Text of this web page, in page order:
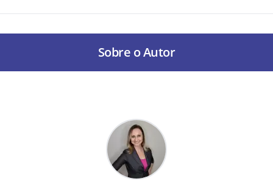
Sobre o Autor